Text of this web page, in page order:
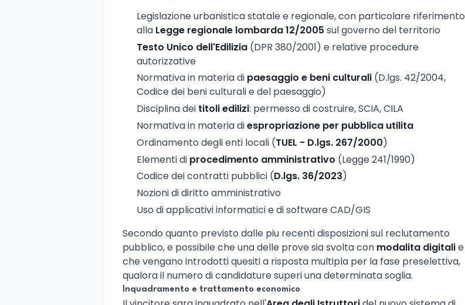
Legislazione urbanistica statale e regionale, con particolare riferimento
alla Legge regionale lombarda 12/2005 sul governo del territorio
Testo Unico dell'Edilizia (DPR 380/2001) e relative procedure
autorizzative
Normativa in materia di paesaggio e beni culturali (D.lgs. 42/2004,
Codice dei beni culturali e del paesaggio)
Disciplina dei titoli edilizi: permesso di costruire, SCIA, CILA
Normativa in materia diespropriazione per pubblica utilita
Ordinamento degli enti locali (TUEL - D.lgs. 267/2000)
Elementi di procedimento amministrativo (Legge 241/1990)
Codice dei contratti pubblici (D.lgs. 36/2023)
Nozioni di diritto amministrativo
Uso di applicativi informatici e di software CAD/GIS
Secondo quanto previsto dalle piu recenti disposizioni sul reclutamento
pubblico, e possibile che una delle prove sia svolta con modalita digitalie
che vengano introdotti quesiti a risposta multipla per la fase preselettiva,
qualora il numero di candidature superi una determinata soglia.
Inquadramento e trattamento economico